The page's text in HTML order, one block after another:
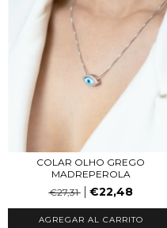
COLAR OLHO GREGO
MADREPEROLA
€27,31
€22,48
AGREGAR AL CARRITO